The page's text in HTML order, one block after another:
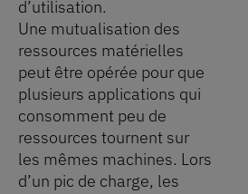
d’utilisation.
Une mutualisation des
ressources matérielles
peut être opérée pour que
plusieurs applications qui
consomment peu de
ressources tournent sur
les mêmes machines. Lors
d’un pic de charge, les